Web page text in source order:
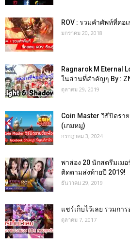
ROV : รวมคำศัพท์ที่คอเ
มกราคม 20, 2018
Ragnarok M Eternal
ในส่วนที่สำคัญๆ By :
ตุลาคม 29, 2019
Coin Master วิธีปิดรา
(เกมหมู)
กรกฎาคม 3, 2024
พาส่อง 20 นักสตรีมเมอ
ติดตามส่งท้ายปี 2019!
ธันวาคม 29, 2019
แชร์เก็บไว้เลย รวมกา
ตุลาคม 7, 2017